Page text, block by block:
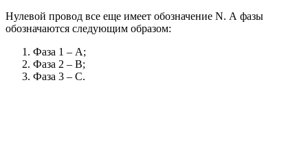
Нулевой провод все еще имеет обозначение N. А фазы
обозначаются следующим образом:
Фаза 1 – А;
Фаза 2 – В;
Фаза 3 – С.